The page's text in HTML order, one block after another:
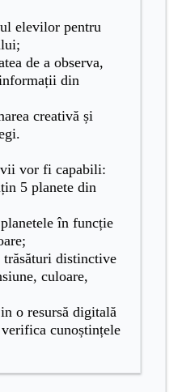
elevilor pentru
de a observa,
din
creativă și
vor fi capabili:
5 planete din
în funcție
distinctive
culoare,
o resursă digitală
cunoștințele